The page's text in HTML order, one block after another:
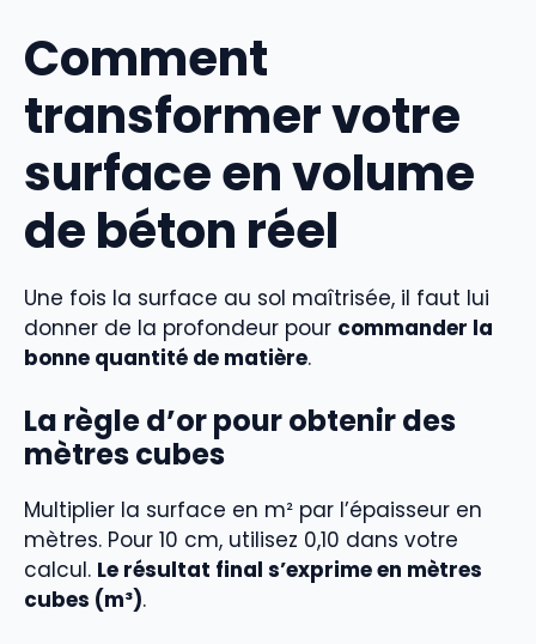
Comment
transformer votre
surface en volume
de béton réel
Une fois la surface au sol maîtrisée, il faut lui
donner de la profondeur pour commander la
bonne quantité de matière.
La règle d’or pour obtenir des
mètres cubes
Multiplier la surface en m² par l’épaisseur en
mètres. Pour 10 cm, utilisez 0,10 dans votre
calcul. Le résultat final s’exprime en mètres
cubes (m³).